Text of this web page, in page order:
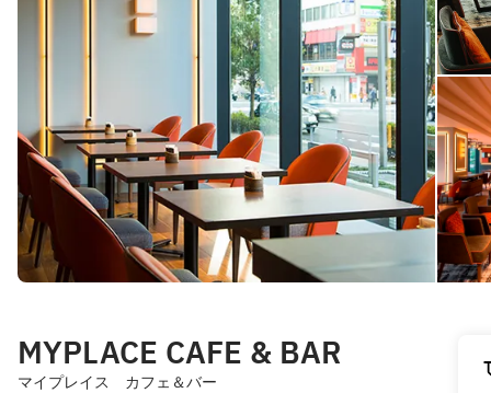
MYPLACE CAFE & BAR
マイプレイス カフェ＆バー